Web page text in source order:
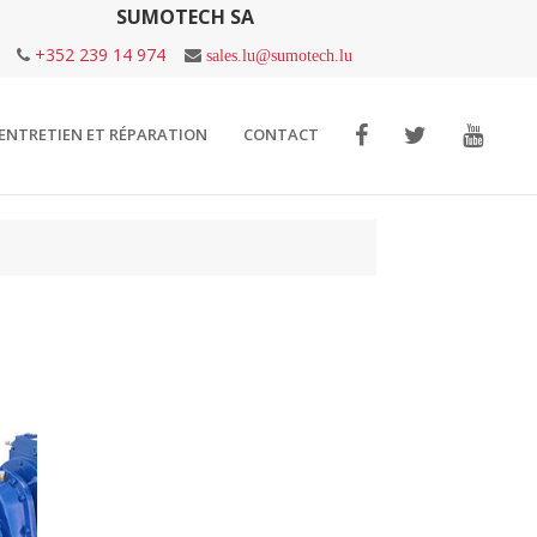
SUMOTECH SA
+352 239 14 974 sales.lu@sumotech.lu
ET RÉPARATION CONTACT